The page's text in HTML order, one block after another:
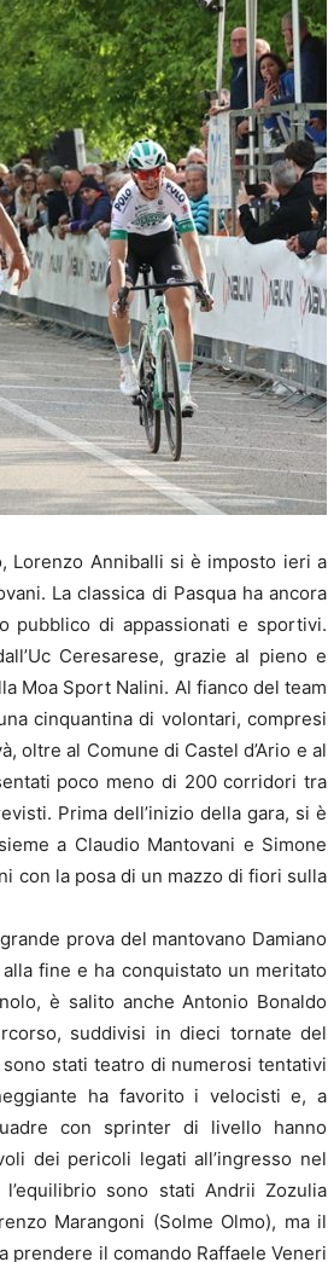
Lorenzo Anniballi si è imposto ieri a
La classica di Pasqua ha ancora
pubblico di appassionati e sportivi.
Ceresarese, grazie al pieno e
Moa Sport Nalini. Al fianco del team
cinquantina di volontari, compresi
oltre al Comune di Castel d’Ario e al
poco meno di 200 corridori tra
Prima dell’inizio della gara, si è
a Claudio Mantovani e Simone
con la posa di un mazzo di fiori sulla
prova del mantovano Damiano
fine e ha conquistato un meritato
è salito anche Antonio Bonaldo
suddivisi in dieci tornate del
stati teatro di numerosi tentativi
ha favorito i velocisti e, a
con sprinter di livello hanno
dei pericoli legati all’ingresso nel
sono stati Andrii Zozulia
Marangoni (Solme Olmo), ma il
prendere il comando Raffaele Veneri